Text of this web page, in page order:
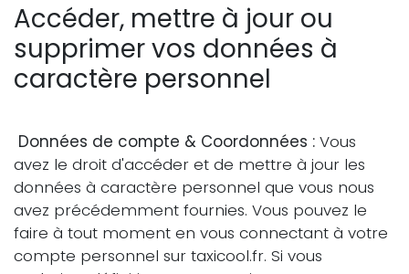
Accéder, mettre à jour ou
supprimer vos données à
caractère personnel
Données de compte & Coordonnées : Vous
avez le droit d'accéder et de mettre à jour les
données à caractère personnel que vous nous
avez précédemment fournies. Vous pouvez le
faire à tout moment en vous connectant à votre
compte personnel sur taxicool.fr. Si vous